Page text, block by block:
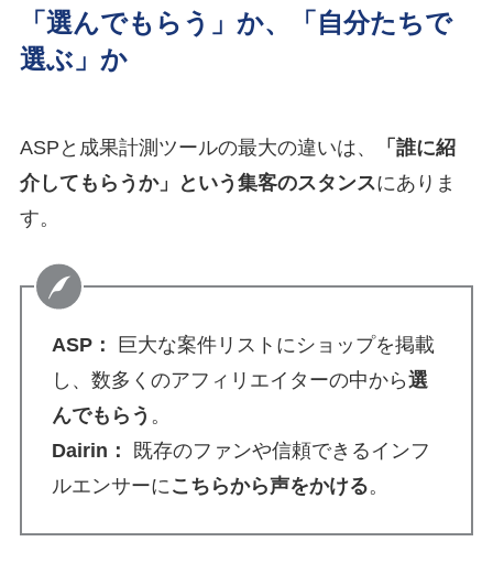
「選んでもらう」か、「自分たちで
選ぶ」か
ASPと成果計測ツールの最大の違いは、
「誰に紹
介してもらうか」という集客のスタンスにありま
す。
ASP：
巨大な案件リストにショップを掲載
し、数多くのアフィリエイターの中から選
んでもらう 。
Dairin：
既存のファンや信頼できるインフ
ルエンサーに こちらから声をかける。